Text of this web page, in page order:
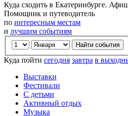
Куда сходить в Екатеринбурге.
Помощник и путеводитель
по интересным местам
и лучшим событиям
Куда пойти сегодня завтра в
Выставки
Фестивали
С детьми
Активный отдых
Музыка